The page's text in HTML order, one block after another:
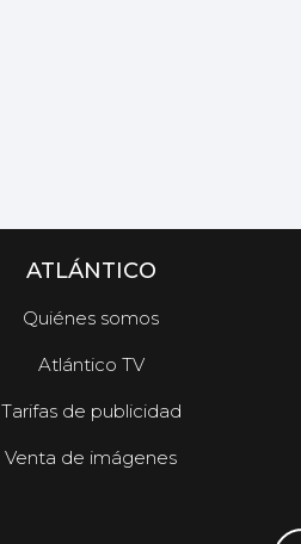
ATLÁNTICO
Quiénes somos
Atlántico TV
Tarifas de publicidad
Venta de imágenes